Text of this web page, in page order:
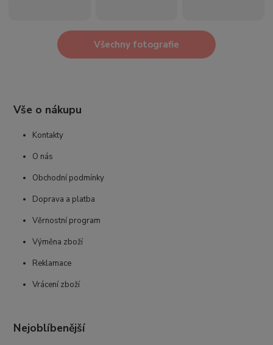
Všechny fotografie
Vše o nákupu
Kontakty
O nás
Obchodní podmínky
Doprava a platba
Věrnostní program
Výměna zboží
Reklamace
Vrácení zboží
Nejoblíbenější